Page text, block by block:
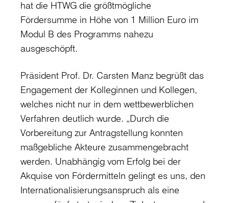
hat die HTWG die größtmögliche
Fördersumme in Höhe von 1 Million Euro im
Modul B des Programms nahezu
ausgeschöpft.
Präsident Prof. Dr. Carsten Manz begrüßt das
Engagement der Kolleginnen und Kollegen,
welches nicht nur in dem wettbewerblichen
Verfahren deutlich wurde. „Durch die
Vorbereitung zur Antragstellung konnten
maßgebliche Akteure zusammengebracht
werden. Unabhängig vom Erfolg bei der
Akquise von Fördermitteln gelingt es uns, den
Internationalisierungsanspruch als eine